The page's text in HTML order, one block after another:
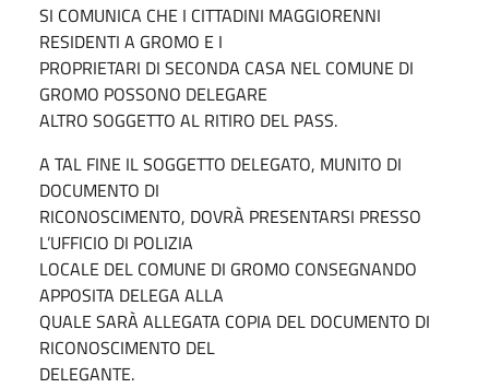
SI COMUNICA CHE I CITTADINI MAGGIORENNI
RESIDENTI A GROMO E I
PROPRIETARI DI SECONDA CASA NEL COMUNE DI
GROMO POSSONO DELEGARE
ALTRO SOGGETTO AL RITIRO DEL PASS.
A TAL FINE IL SOGGETTO DELEGATO, MUNITO DI
DOCUMENTO DI
RICONOSCIMENTO, DOVRÀ PRESENTARSI PRESSO
L’UFFICIO DI POLIZIA
LOCALE DEL COMUNE DI GROMO CONSEGNANDO
APPOSITA DELEGA ALLA
QUALE SARÀ ALLEGATA COPIA DEL DOCUMENTO DI
RICONOSCIMENTO DEL
DELEGANTE.